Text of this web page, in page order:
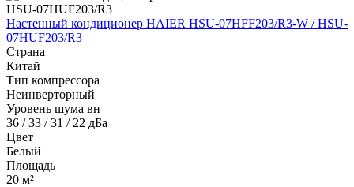
Настенный кондиционер HAIER HSU-07HFF203/R3-W / HSU-
07HUF203/R3
Страна
Китай
Тип компрессора
Неинверторный
Уровень шума вн
36 / 33 / 31 / 22 дБа
Цвет
Белый
Площадь
20 м²